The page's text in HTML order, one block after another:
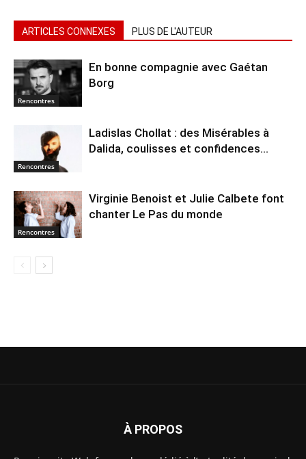
ARTICLES CONNEXES PLUS DE L'AUTEUR
Rencontres
En bonne compagnie avec Gaétan
Borg
Rencontres
Ladislas Chollat : des Misérables à
Dalida, coulisses et confidences…
Rencontres
Virginie Benoist et Julie Calbete font
chanter Le Pas du monde
À PROPOS